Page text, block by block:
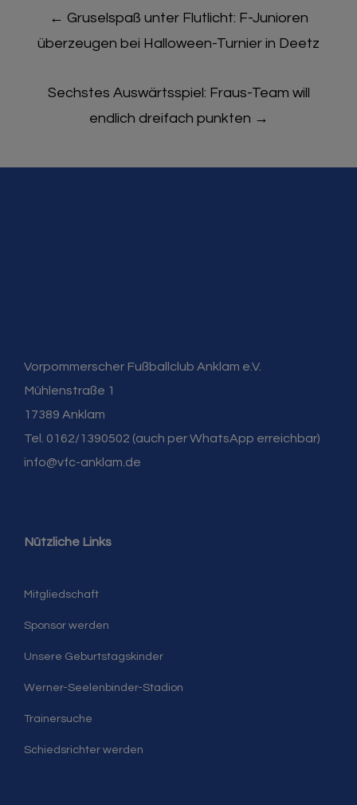
navigation
← Gruselspaß unter Flutlicht: F-Junioren
überzeugen bei Halloween-Turnier in Deetz
Sechstes Auswärtsspiel: Fraus-Team will
endlich dreifach punkten →
Vorpommerscher Fußballclub Anklam e.V.
Mühlenstraße 1
17389 Anklam
Tel. 0162/1390502 (auch per WhatsApp erreichbar)
info@vfc-anklam.de
Nützliche Links
Mitgliedschaft
Sponsor werden
Unsere Geburtstagskinder
Werner-Seelenbinder-Stadion
Trainersuche
Schiedsrichter werden